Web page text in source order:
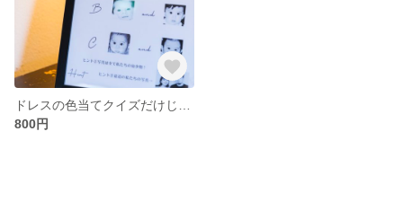
800円